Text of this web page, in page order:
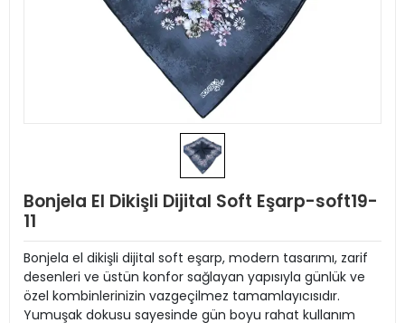
Bonjela El Dikişli Dijital Soft Eşarp-soft19-
11
Bonjela el dikişli dijital soft eşarp, modern tasarımı, zarif
desenleri ve üstün konfor sağlayan yapısıyla günlük ve
özel kombinlerinizin vazgeçilmez tamamlayıcısıdır.
Yumuşak dokusu sayesinde gün boyu rahat kullanım